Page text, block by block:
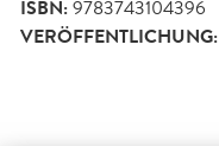
ISBN:9783743104396
VERÖFFENTLICHUNG: